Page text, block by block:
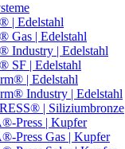
| Edelstahl
Gas | Edelstahl
Industry | Edelstahl
SF | Edelstahl
| Edelstahl
Industry | Edelstahl
| Siliziumbronze
Press | Kupfer
Press Gas | Kupfer